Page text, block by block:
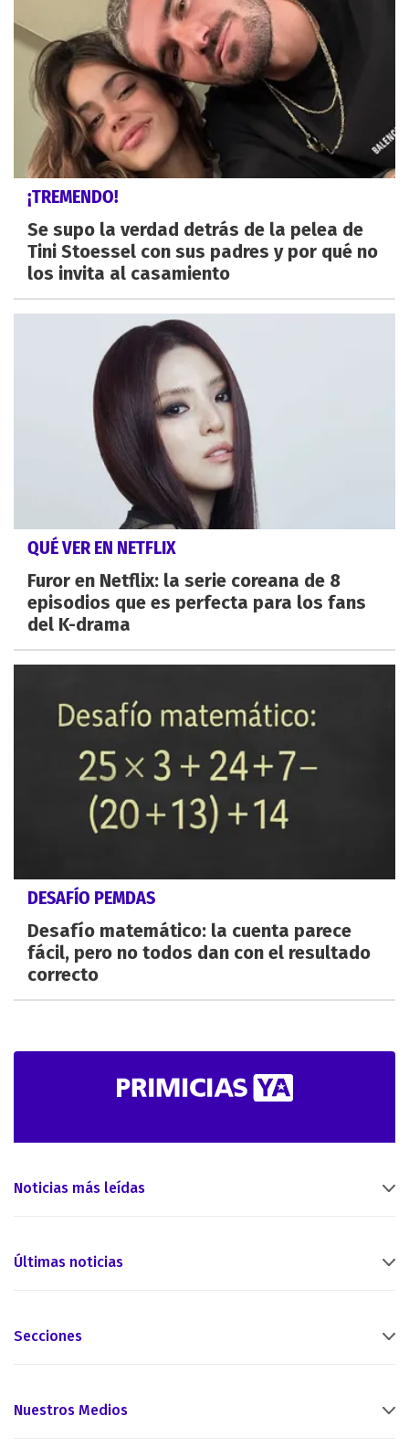
¡TREMENDO!
Se supo la verdad detrás de la pelea de
Tini Stoessel con sus padres y por qué no
los invita al casamiento
QUÉ VER EN NETFLIX
Furor en Netflix: la serie coreana de 8
episodios que es perfecta para los fans
del K-drama
DESAFÍO PEMDAS
Desafío matemático: la cuenta parece
fácil, pero no todos dan con el resultado
correcto
Noticias más leídas
Últimas noticias
Secciones
Nuestros Medios